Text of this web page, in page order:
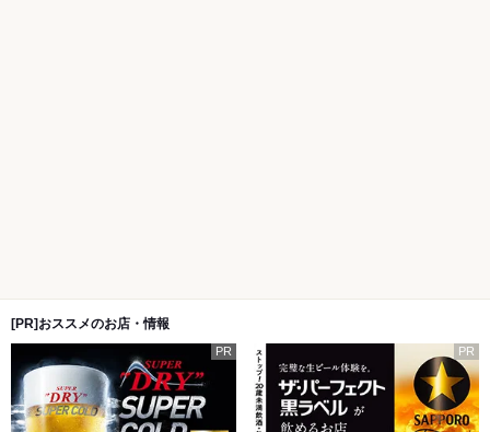
[PR]おススメのお店・情報
PR PR